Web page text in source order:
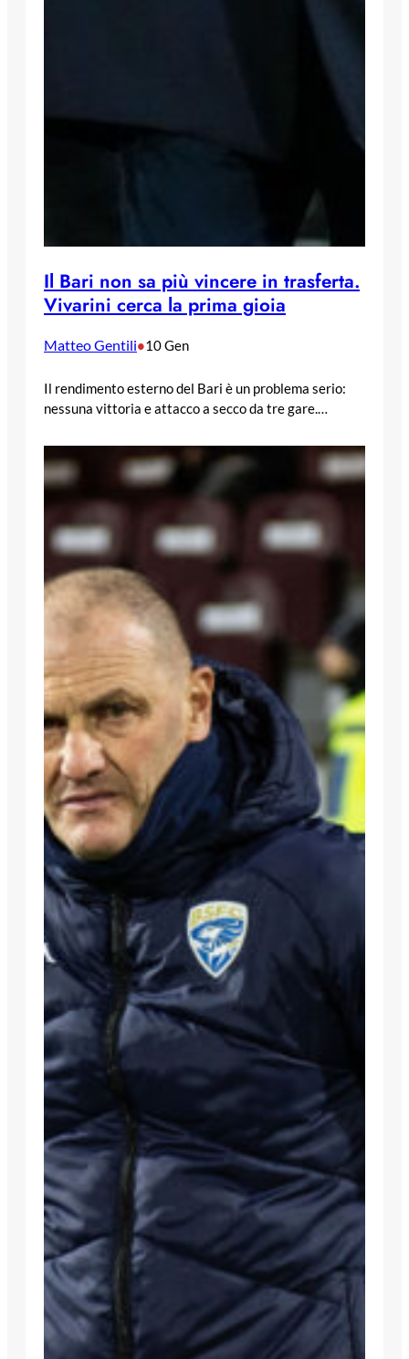
Il Bari non sa più vincere in trasferta.
Vivarini cerca la prima gioia
Matteo Gentili•10 Gen
Il rendimento esterno del Bari è un problema serio:
nessuna vittoria e attacco a secco da tre gare.…